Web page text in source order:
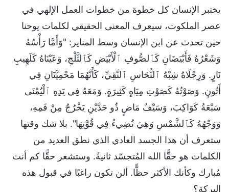
يختبر الإنسان كل خطوة من خطوات العمل الإلهي في
عصر الملكوت، سيعرف المعنى الحقيقي لكلمات يوحنا
حين تحدث عن ابن الإنسان وسط المناير: "وَأَمَّا رَأْسُهُ
وَشَعْرُهُ فَأَبْيَضَانِ كَٱلصُّوفِ ٱلْأَبْيَضِ كَٱلثَّلْجِ، وَعَيْنَاهُ كَلَهِيبِ
نَارٍ. وَرِجْلَاهُ شِبْهُ ٱلنُّحَاسِ ٱلنَّقِيِّ، كَأَنَّهُمَا مَحْمِيَّتَانِ فِي
أَتُونٍ. وَصَوْتُهُ كَصَوْتِ مِيَاهٍ كَثِيرَةٍ. وَمَعَهُ فِي يَدِهِ ٱلْيُمْنَى
سَبْعَةُ كَوَاكِبَ، وَسَيْفٌ مَاضٍ ذُو حَدَّيْنِ يَخْرُجُ مِنْ فَمِهِ،
وَوَجْهُهُ كَٱلشَّمْسِ وَهِيَ تُضِيءُ فِي قُوَّتِهَا". بلا شك وقتها
ستعرف أن هذا الجسد العادي الذي نطق العديد من
الكلمات هو حقًّا الله المُتجسّد ثانيةً. وستشعر حقًّا كم أنت
مُبارك وكأنك الأكثر حظًّا. ألن تكون راغبًا في قبول هذه
البركة؟